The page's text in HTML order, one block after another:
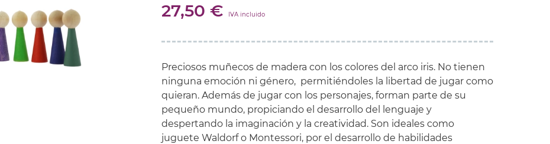
27,50 € IVA incluido
Preciosos muñecos de madera con los colores del arco iris. No tienen
ninguna emoción ni género, permitiéndoles la libertad de jugar como
quieran. Además de jugar con los personajes, forman parte de su
pequeño mundo, propiciando el desarrollo del lenguaje y
despertando la imaginación y la creatividad. Son ideales como
juguete Waldorf o Montessori, por el desarrollo de habilidades